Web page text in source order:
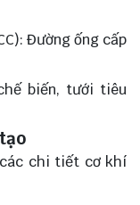
Đường ống cấp
biến, tưới tiêu
các chi tiết cơ khí